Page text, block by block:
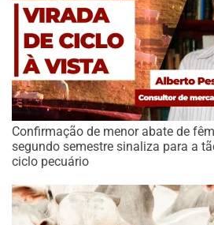
Confirmação de menor abate de
segundo semestre sinaliza para a
ciclo pecuário